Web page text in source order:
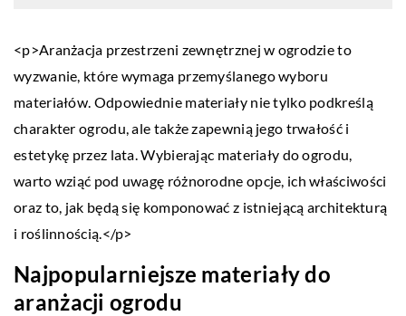
<p>Aranżacja przestrzeni zewnętrznej w ogrodzie to
wyzwanie, które wymaga przemyślanego wyboru
materiałów. Odpowiednie materiały nie tylko podkreślą
charakter ogrodu, ale także zapewnią jego trwałość i
estetykę przez lata. Wybierając materiały do ogrodu,
warto wziąć pod uwagę różnorodne opcje, ich właściwości
oraz to, jak będą się komponować z istniejącą architekturą
i roślinnością.</p>
Najpopularniejsze materiały do
aranżacji ogrodu